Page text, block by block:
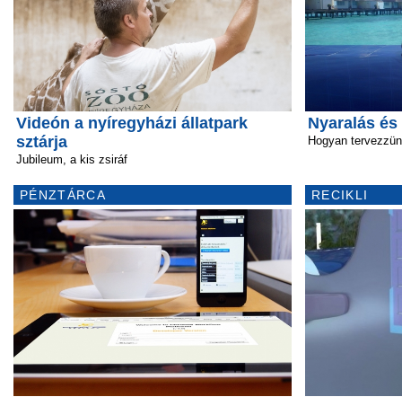
Videón a nyíregyházi állatpark
sztárja
Jubileum, a kis zsiráf
PÉNZTÁRCA
Nyaralás
Hogyan
RECIKLI